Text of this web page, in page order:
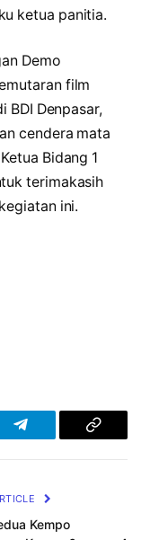
ketua panitia.
Demo
film
BDI Denpasar,
cendera mata
Bidang 1
terimakasih
ini.
Telegram
Copy
Kempo